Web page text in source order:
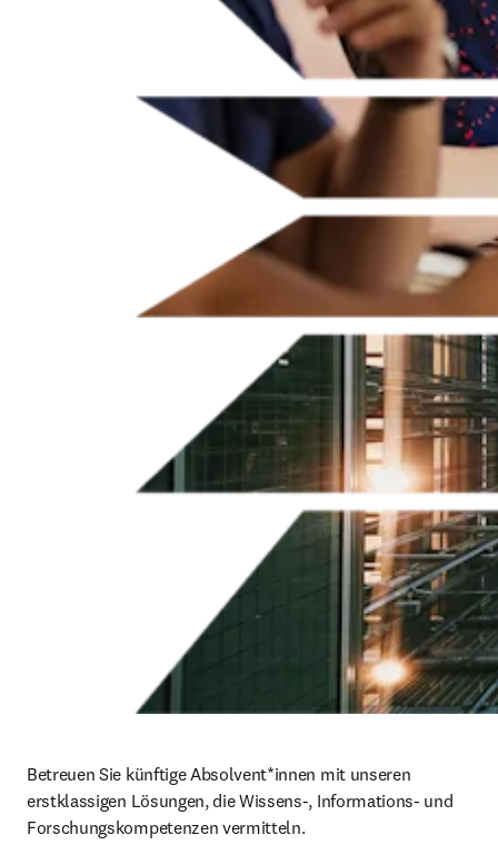
Betreuen Sie künftige Absolvent*innen mit unseren
erstklassigen Lösungen, die Wissens-, Informations- und
Forschungskompetenzen vermitteln.